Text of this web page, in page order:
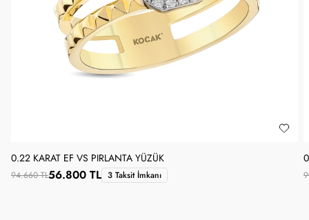
0.22 KARAT EF VS PIRLANTA YÜZÜK
94.660 TL56.800 TL 3 Taksit İmkanı